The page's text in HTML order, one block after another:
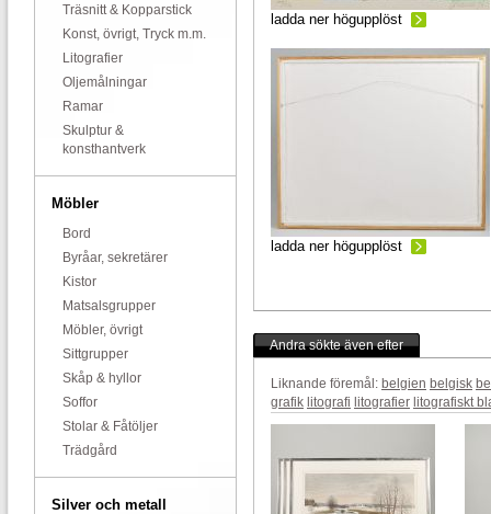
Träsnitt & Kopparstick
Konst, övrigt, Tryck m.m.
Litografier
Oljemålningar
Ramar
Skulptur &
konsthantverk
Möbler
Bord
Byråar, sekretärer
Kistor
Matsalsgrupper
Möbler, övrigt
Sittgrupper
Skåp & hyllor
Soffor
Stolar & Fåtöljer
Trädgård
Silver och metall
ladda ner högupplöst
ladda ner högupplöst
Andra sökte även efter
Liknande föremål: belgien belgisk
grafik litografi litografier litografiskt